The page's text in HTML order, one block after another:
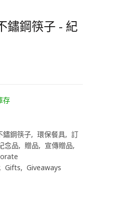
鏽鋼筷子 - 紀
存
鏽鋼筷子 環保餐具
訂
念品 贈品
宣傳贈品
Gifts
Giveaways